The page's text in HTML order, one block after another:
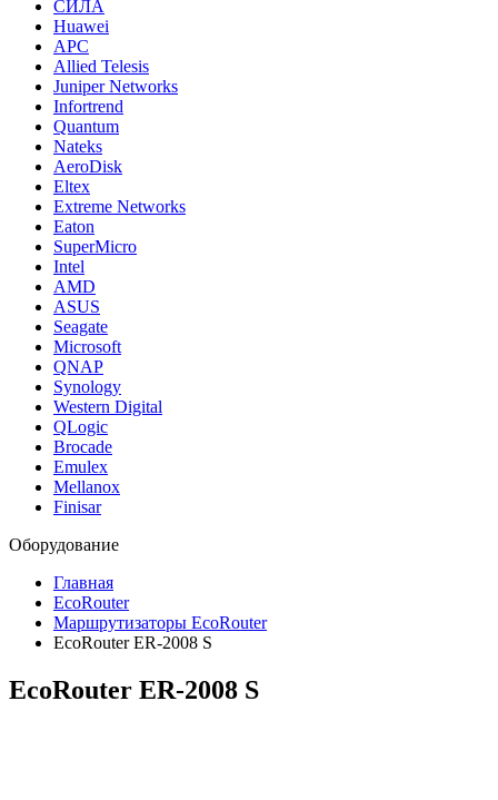
СИЛА
Huawei
APC
Allied Telesis
Juniper Networks
Infortrend
Quantum
Nateks
AeroDisk
Eltex
Extreme Networks
Eaton
SuperMicro
Intel
AMD
ASUS
Seagate
Microsoft
QNAP
Synology
Western Digital
QLogic
Brocade
Emulex
Mellanox
Finisar
Оборудование
Главная
EcoRouter
Маршрутизаторы EcoRouter
EcoRouter ER-2008 S
EcoRouter ER-2008 S